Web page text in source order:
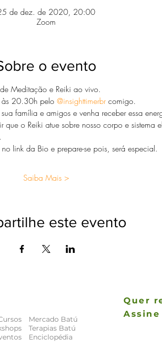
de dez. de 2020, 20:00
Zoom
o evento
Meditação e Reiki ao vivo.
às 20.30h pelo @insighttimerbr comigo.
família e amigos e venha receber essa
que o Reiki atue sobre nosso corpo e sistema
link da Bio e prepare-se pois, será especial.
Saiba Mais >
este evento
Mercado Batú
Terapias Batú
Enciclopédia
Quer